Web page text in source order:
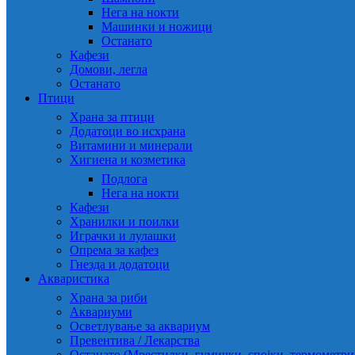
Нега на нокти
Машинки и ножици
Останато
Кафези
Домови, легла
Останато
Птици
Храна за птици
Додатоци во исхрана
Витамини и минерали
Хигиена и козметика
Подлога
Нега на нокти
Кафези
Хранилки и поилки
Играчки и лулашки
Опрема за кафез
Гнезда и додатоци
Акваристика
Храна за риби
Аквариуми
Осветлување за аквариум
Превентива / Лекарства